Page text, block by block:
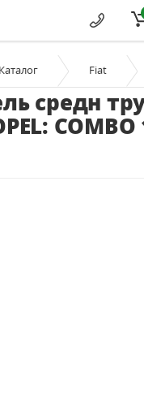
Каталог Fiat
средн
COMBO